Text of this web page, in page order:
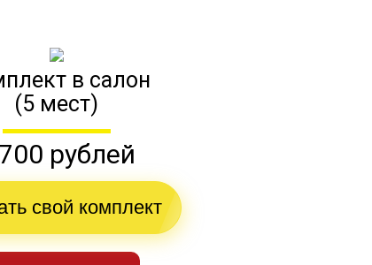
в салон
(5 мест)
рублей
свой комплект